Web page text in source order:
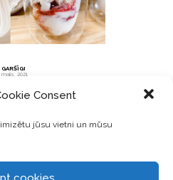
Consent
jūsu vietni un mūsu
GARŠĪGI
maijs, 2021
bezē deserts ar